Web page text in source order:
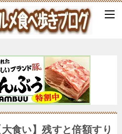
食い】残すと倍額すり